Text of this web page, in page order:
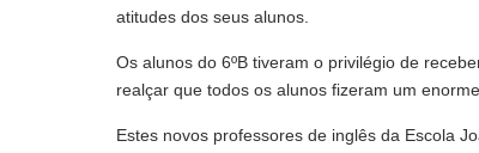
atitudes dos seus alunos.
Os alunos do 6ºB tiveram o privilégio de
realçar que todos os alunos fizeram um
Estes novos professores de inglês da Escola